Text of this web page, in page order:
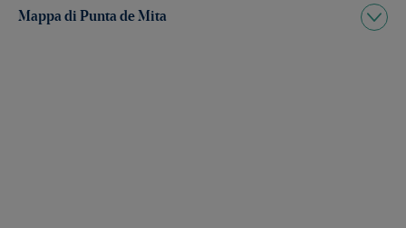
Mappa di Punta de Mita